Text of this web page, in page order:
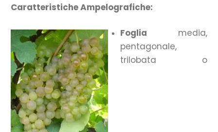
Caratteristiche Ampelografiche:
Foglia
media,
pentagonale,
trilobata o